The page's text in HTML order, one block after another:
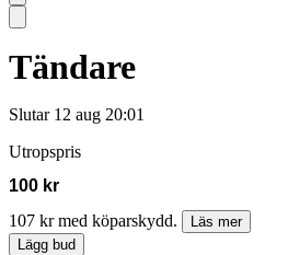
Tändare
Slutar 12 aug 20:01
Utropspris
100 kr
107 kr med köparskydd.
Läs mer
Lägg bud